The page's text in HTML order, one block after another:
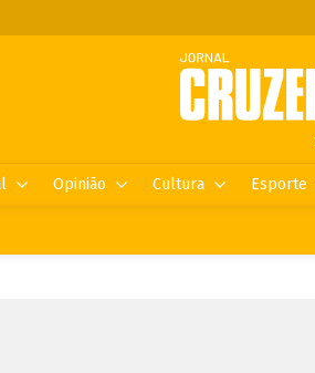
Opinião Cultura Esporte